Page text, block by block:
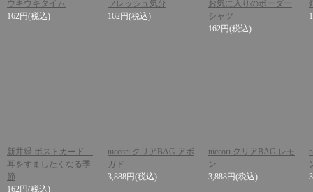
ウキウキタイム
162円(税込)
フレッシュ気分
162円(税込)
お気に入りのボーダー
シャツ
162円(税込)
新井緑 ポストカード
耳をすましたくなる季
節
162円(税込)
niccori クリアBAG アボ
ガド
3,888円(税込)
niccori クリアBAG レモ
ン
3,888円(税込)